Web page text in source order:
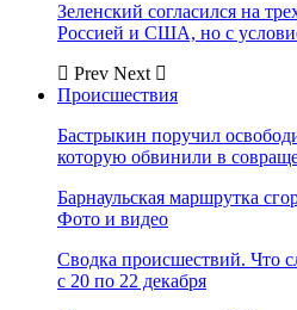
Зеленский согласился на
Россией и США, но с
Prev Next
Происшествия
Бастрыкин поручил
которую обвинили в
Барнаульская маршрутка
Фото и видео
Сводка происшествий. Что
с 20 по 22 декабря